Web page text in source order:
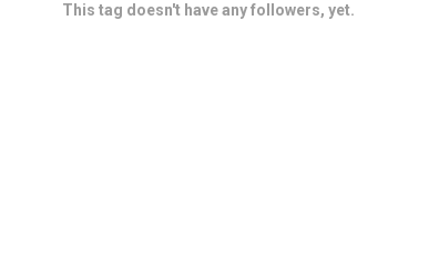
This tag doesn't have any followers, yet.